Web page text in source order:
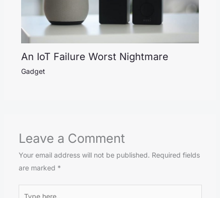
An IoT Failure Worst Nightmare
Gadget
Leave a Comment
Your email address will not be published. Required fields
are marked *